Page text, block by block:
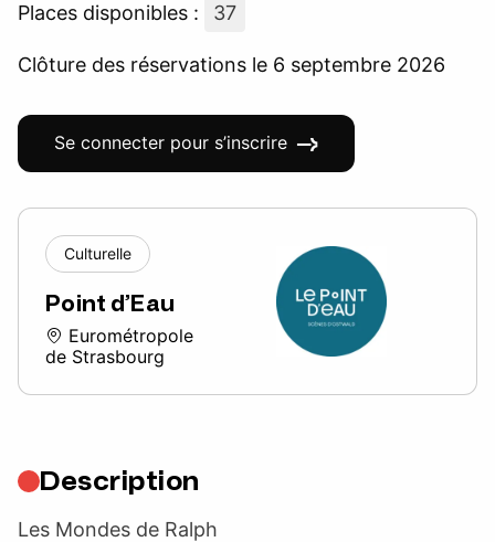
Places disponibles : 37
Clôture des réservations le 6 septembre 2026
Se connecter pour s’inscrire
Culturelle
Point d’Eau
Eurométropole
de Strasbourg
Description
Les Mondes de Ralph